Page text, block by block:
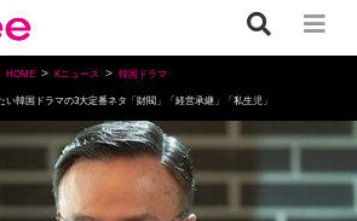
HOME Kニュース 韓国ドラマ
い韓国ドラマの3大定番ネタ「財閥」「経営承継」「私生児」